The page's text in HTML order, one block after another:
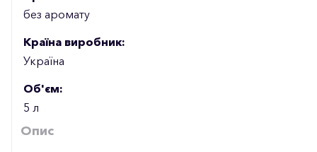
без аромату
Країна виробник:
Україна
Об'єм:
5 л
Опис